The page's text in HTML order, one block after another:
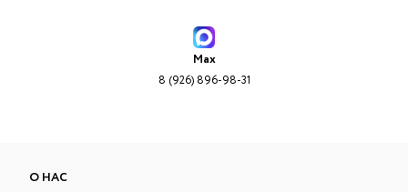
Max
8 (926) 896-98-31
О НАС